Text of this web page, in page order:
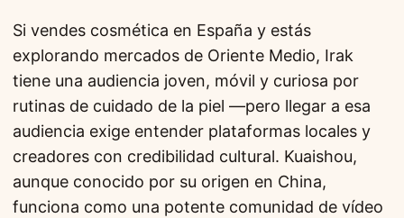
Si vendes cosmética en España y estás
explorando mercados de Oriente Medio, Irak
tiene una audiencia joven, móvil y curiosa por
rutinas de cuidado de la piel —pero llegar a esa
audiencia exige entender plataformas locales y
creadores con credibilidad cultural. Kuaishou,
aunque conocido por su origen en China,
funciona como una potente comunidad de vídeo